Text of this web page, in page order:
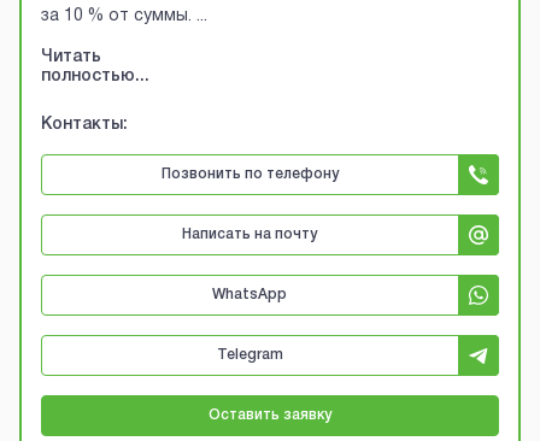
за 10 % от суммы. ...
Читать
полностью...
Контакты:
Позвонить по телефону
Написать на почту
WhatsApp
Telegram
Оставить заявку